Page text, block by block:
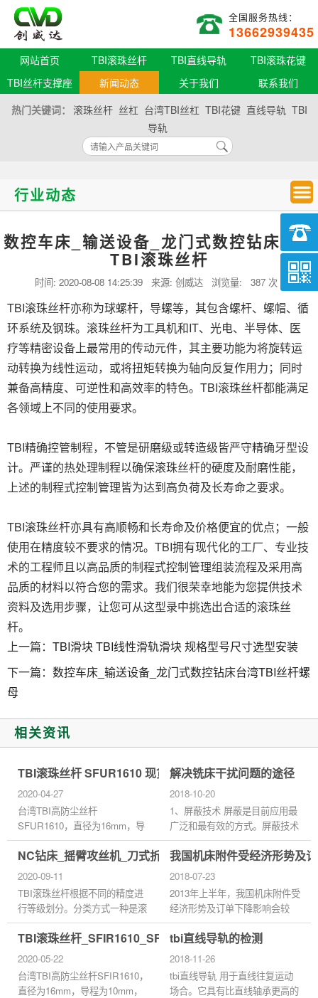
全国服务热线：
13662939435
网站首页 TBI滚珠丝杆 TBI直线导轨
TBI滚珠花键
TBI丝杆支撑座
新闻动态 关于我们
联系我们
热门关键词： 滚珠丝杆 丝杠 台湾TBI丝杠 TBI花键 直线导轨 TBI
导轨
行业动态
数控车床_输送设备_龙门式数控钻床台湾
TBI滚珠丝杆
时间: 2020-08-08 14:25:39 来源: 创威达 浏览量: 387 次
TBI滚珠丝杆亦称为球螺杆，导螺等，其包含螺杆、螺帽、循
环系统及钢珠。滚珠丝杆为工具机和IT、光电、半导体、医
疗等精密设备上最常用的传动元件，其主要功能为将旋转运
动转换为线性运动，或将扭矩转换为轴向反复作用力；同时
兼备高精度、可逆性和高效率的特色。TBI滚珠丝杆都能满足
各领域上不同的使用要求。
TBI精确控管制程，不管是研磨级或转造级皆严守精确牙型设
计。严谨的热处理制程以确保滚珠丝杆的硬度及耐磨性能，
上述的制程式控制管理皆为达到高负荷及长寿命之要求。
TBI滚珠丝杆亦具有高顺畅和长寿命及价格便宜的优点；一般
使用在精度较不要求的情况。TBI拥有现代化的工厂、专业技
术的工程师且以高品质的制程式控制管理组装流程及采用高
品质的材料以符合您的需求。我们很荣幸地能为您提供技术
资料及选用步骤，让您可从这型录中挑选出合适的滚珠丝
杆。
上一篇： TBI滑块 TBI线性滑轨滑块 规格型号尺寸选型安装
下一篇： 数控车床_输送设备_龙门式数控钻床台湾TBI丝杆螺
母
相关资讯
TBI滚珠丝杆 SFUR1610 现货定制加工
2020-04-27
台湾TBI高防尘丝杆
SFUR1610，直径为16mm，导
程为10mm，螺母对称安装孔的
距离为38mm.滚珠丝杠螺母副和
其他滚动摩擦的传动元件一样，
为避免硬质灰尘或切屑污...
解决铣床干扰问题的途径
2018-10-20
1、屏蔽技术 屏蔽是目前应用最
广泛和最有效的方式。屏蔽技术
切断电磁辐射的传输路径，常用
金属材料或者磁性材料需要对周
围区域进行屏蔽，使屏蔽体...
NC钻床_摇臂攻丝机_刀式折页机台湾TBI丝杆螺母
2020-09-11
TBI滚珠丝杆根据不同的精度进
行等级划分。分类方式一种是滚
珠丝杆以ISO 3408-4为基准副的
导程精度,根据使用范围及要求
将滚珠丝杆副分为定位滚珠丝杆
副...
我国机床附件受经济形势及
2018-07-23
2013年上半年，我国机床附件受
经济形势及订单下降影响会较
大，但随着世界经济不断复苏，
我国机床产品出口有望达到
15%。而时间相隔不远，德国机
床制...
TBI滚珠丝杆_SFIR1610_SFNHR3210_代理商正品官网
2020-05-22
台湾TBI高防尘丝杆SFIR1610，
直径为16mm，导程为10mm，
tbi直线导轨的检测
2018-11-26
tbi直线导轨 用于直线往复运动
场合。它具有比直线轴承更高的